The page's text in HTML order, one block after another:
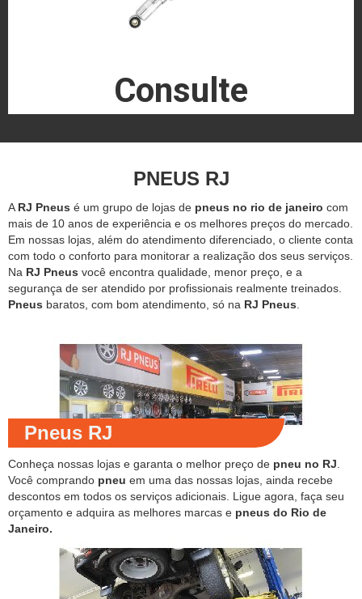
Consulte
PNEUS RJ
A RJ Pneus é um grupo de lojas de pneus no rio de janeiro com
mais de 10 anos de experiência e os melhores preços do mercado.
Em nossas lojas, além do atendimento diferenciado, o cliente conta
com todo o conforto para monitorar a realização dos seus serviços.
Na RJ Pneus você encontra qualidade, menor preço, e a
segurança de ser atendido por profissionais realmente treinados.
Pneus baratos, com bom atendimento, só na RJ Pneus
Pneus RJ
Conheça nossas lojas e garanta o melhor preço de pneu no RJ
Você comprando pneu em uma das nossas lojas, ainda recebe
descontos em todos os serviços adicionais. Ligue agora, faça seu
orçamento e adquira as melhores marcas e pneus do Rio de
Janeiro.